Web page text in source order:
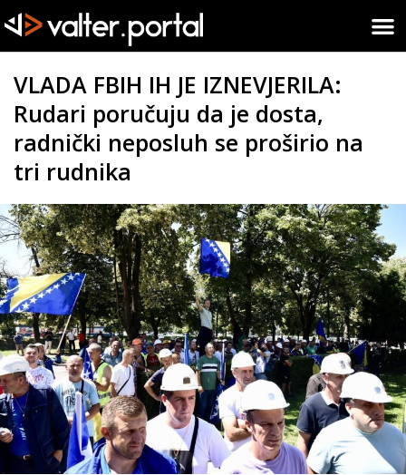
VLADA FBIH IH JE IZNEVJERILA:
Rudari poručuju da je dosta,
radnički neposluh se proširio na
tri rudnika